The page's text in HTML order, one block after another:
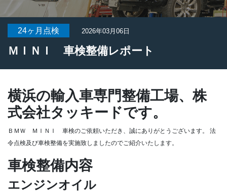
24ヶ月点検 2026年03月06日
ＭＩＮＩ 車検整備レポート
横浜の輸入車専門整備工場、株
式会社タッキードです。
ＢＭＷ ＭＩＮＩ 車検のご依頼いただき、誠にありがとうございます。
法
令点検及び車検整備を実施致しましたのでご紹介いたします。
車検整備内容
エンジンオイル